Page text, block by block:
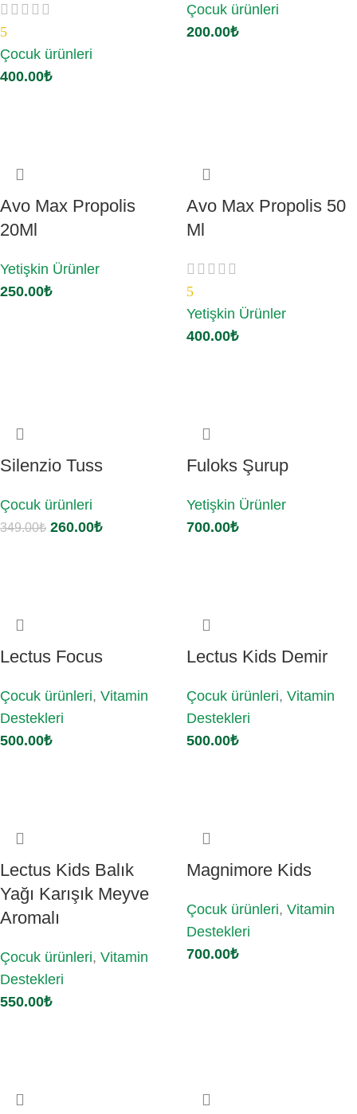
5
Çocuk ürünleri
400.00₺
Çocuk ürünleri
200.00₺
Avo Max Propolis
20Ml
Yetişkin Ürünler
250.00₺
Avo Max Propolis 50
Ml
5
Yetişkin Ürünler
400.00₺
Silenzio Tuss
Çocuk ürünleri
349.00₺ 260.00₺
Fuloks Şurup
Yetişkin Ürünler
700.00₺
Lectus Focus
Çocuk ürünleri, Vitamin
Destekleri
500.00₺
Lectus Kids Demir
Çocuk ürünleri, Vitamin
Destekleri
500.00₺
Lectus Kids Balık
Yağı Karışık Meyve
Aromalı
Çocuk ürünleri, Vitamin
Destekleri
550.00₺
Magnimore Kids
Çocuk ürünleri, Vitamin
Destekleri
700.00₺